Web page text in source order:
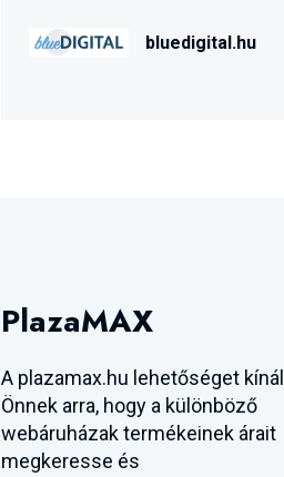
bluedigital.hu
PlazaMAX
A plazamax.hu lehetőséget kínál
Önnek arra, hogy a különböző
webáruházak termékeinek árait
megkeresse és